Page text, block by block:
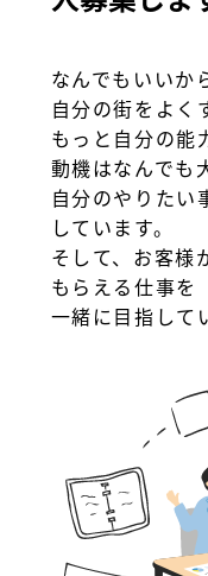
なんでもいいか
自分の街をよく
もっと自分の能
動機はなんでも
自分のやりたい
しています。
そして、お客様
もらえる仕事を
一緒に目指して